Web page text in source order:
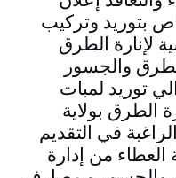
2025م والخاص بتوريد وتركيب
لإنارة الطرق
والجسور
توريد لمبات
الطرق بولاية
في التقديم
من إدارة